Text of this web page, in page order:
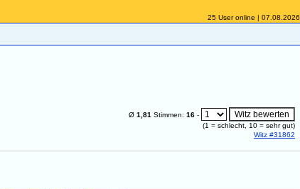
25 User online | 07.08.2026
Ø 1,81 Stimmen: 16 -
(1 = schlecht, 10 = sehr gut)
Witz #31862